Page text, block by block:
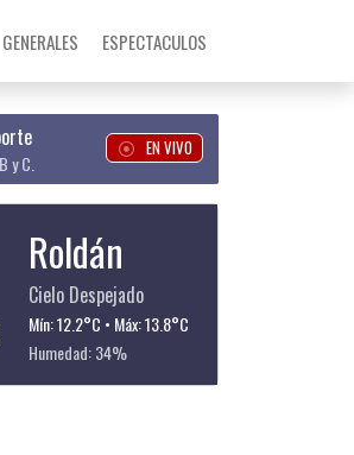
GENERALES ESPECTACULOS
y C.
EN VIVO
Roldán
Cielo Despejado
Mín: 12.2°C • Máx: 13.8°C
Humedad: 34%